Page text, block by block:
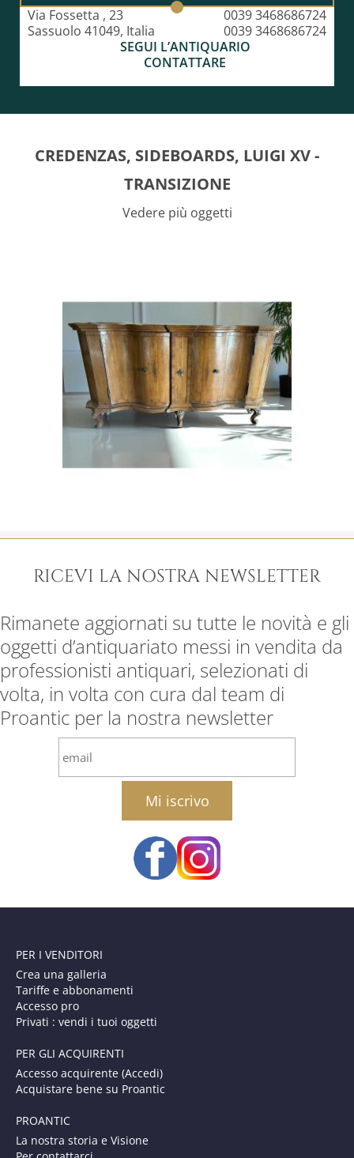
Via Fossetta , 23
Sassuolo 41049, Italia
0039 3468686724
0039 3468686724
SEGUI L’ANTIQUARIO
CONTATTARE
CREDENZAS, SIDEBOARDS, LUIGI XV -
TRANSIZIONE
Vedere più oggetti
RICEVI LA NOSTRA NEWSLETTER
Rimanete aggiornati su tutte le novità e gli
oggetti d’antiquariato messi in vendita da
professionisti antiquari, selezionati di
volta, in volta con cura dal team di
Proantic per la nostra newsletter
email
PER I VENDITORI
Crea una galleria
Tariffe e abbonamenti
Accesso pro
Privati : vendi i tuoi oggetti
PER GLI ACQUIRENTI
Accesso acquirente (Accedi)
Acquistare bene su Proantic
PROANTIC
La nostra storia e Visione